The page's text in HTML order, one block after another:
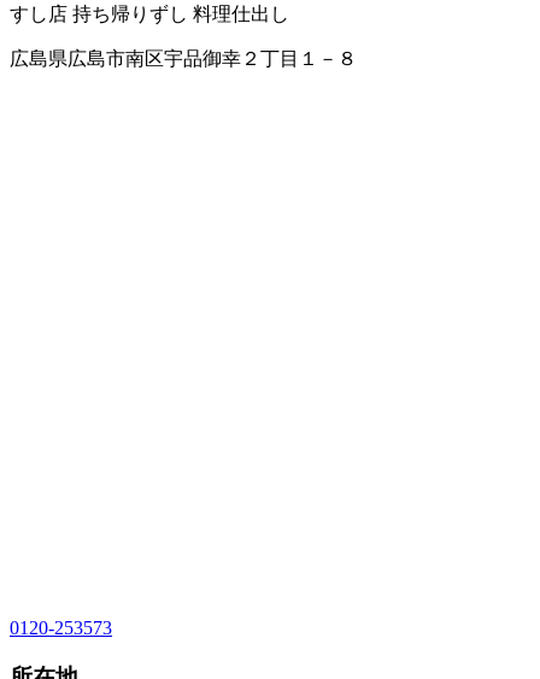
すし店 持ち帰りずし 料理仕出し
広島県広島市南区宇品御幸２丁目１－８
0120-253573